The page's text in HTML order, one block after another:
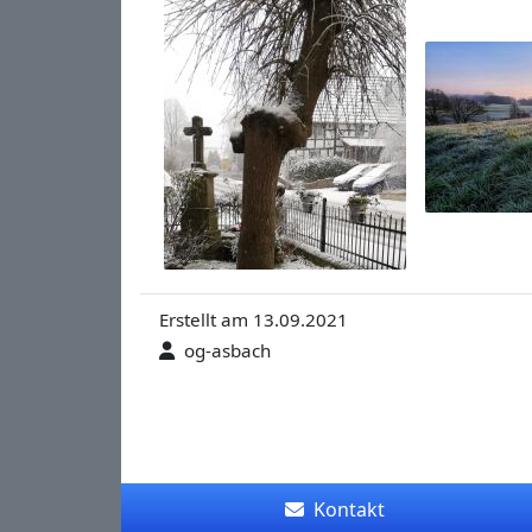
Erstellt am 13.09.2021
og-asbach
Kontakt